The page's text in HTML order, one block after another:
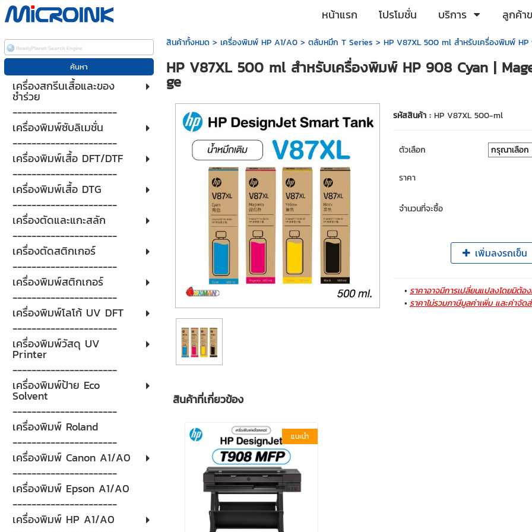
หน้าแรก โปรโมชั่น บริการ ลูกค้า
เครื่องสกรีนเสื้อและของ
ชำร่วย
----------------------
เครื่องพิมพ์ซับลิเมชั่น
----------------------
เครื่องพิมพ์เสื้อ DFT/DTF
----------------------
เครื่องพิมพ์เสื้อ DTG
----------------------
เครื่องตัดและแกะสลัก
----------------------
เครื่องตัดสติกเกอร์
----------------------
เครื่องพิมพ์สติกเกอร์
----------------------
เครื่องพิมพ์โลโก้ UV DFT
----------------------
เครื่องพิมพ์วัสดุ UV
Printer
----------------------
เครื่องพิมพ์ป้าย Eco
Solvent
----------------------
เครื่องพิมพ์ Roland
----------------------
เครื่องพิมพ์ Canon A1/A0
----------------------
เครื่องพิมพ์ Epson A1/A0
----------------------
เครื่องพิมพ์ HP A1/A0
สินค้าทั้งหมด> เครื่องพิมพ์ HP A1/A0> ตลับหมึก T Series > HP V87XL 500 ml สำหรับเครื่องพิมพ์
HP V87XL 500 ml สำหรับเครื่องพิมพ์ HP 908 Cyan |
ge
รหัสสินค้า : HP V87XL 500-ml
ตัวเลือก
ราคา
จำนวนที่จะซื้อ
เพิ่มลงรถเข็น
ราคาอาจมีการเปลี่ยนแปลงโดยมิต้อ
ราคาไม่รวมภาษีมูลค่าเพิ่ม และค่าจัด
สินค้าที่เกี่ยวข้อง
แนะนำ